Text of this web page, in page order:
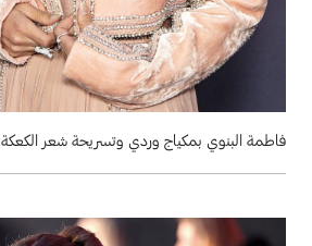
فاطمة البنوي بمكياج وردي وتسريحة شعر الكعكة